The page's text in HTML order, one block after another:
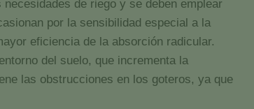
de riego y se deben emplear
por la sensibilidad especial a la
eficiencia de la absorción radicular.
del suelo, que incrementa la
las obstrucciones en los goteros, ya que